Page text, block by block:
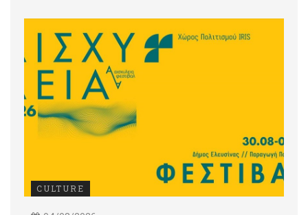
CULTURE